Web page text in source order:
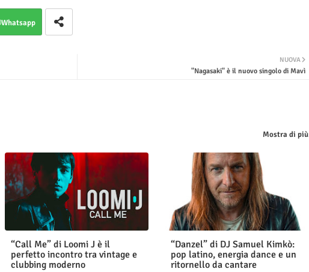
Whatsapp
NUOVA
"Nagasaki" è il nuovo singolo di Mavì
Mostra di più
“Call Me” di Loomi J è il
perfetto incontro tra vintage e
clubbing moderno
“Danzel” di DJ Samuel Kimkò:
pop latino, energia dance e un
ritornello da cantare